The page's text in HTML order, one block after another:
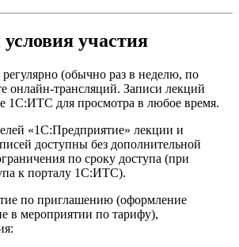
участия
(обычно раз в неделю, по
онлайн-трансляций. Записи лекций
1С:ИТС для просмотра в любое время.
«1С:Предприятие» лекции и
доступны без дополнительной
по сроку доступа (при
к порталу 1С:ИТС).
по приглашению (оформление
в мероприятии по тарифу),